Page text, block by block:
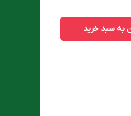
به سبد خرید